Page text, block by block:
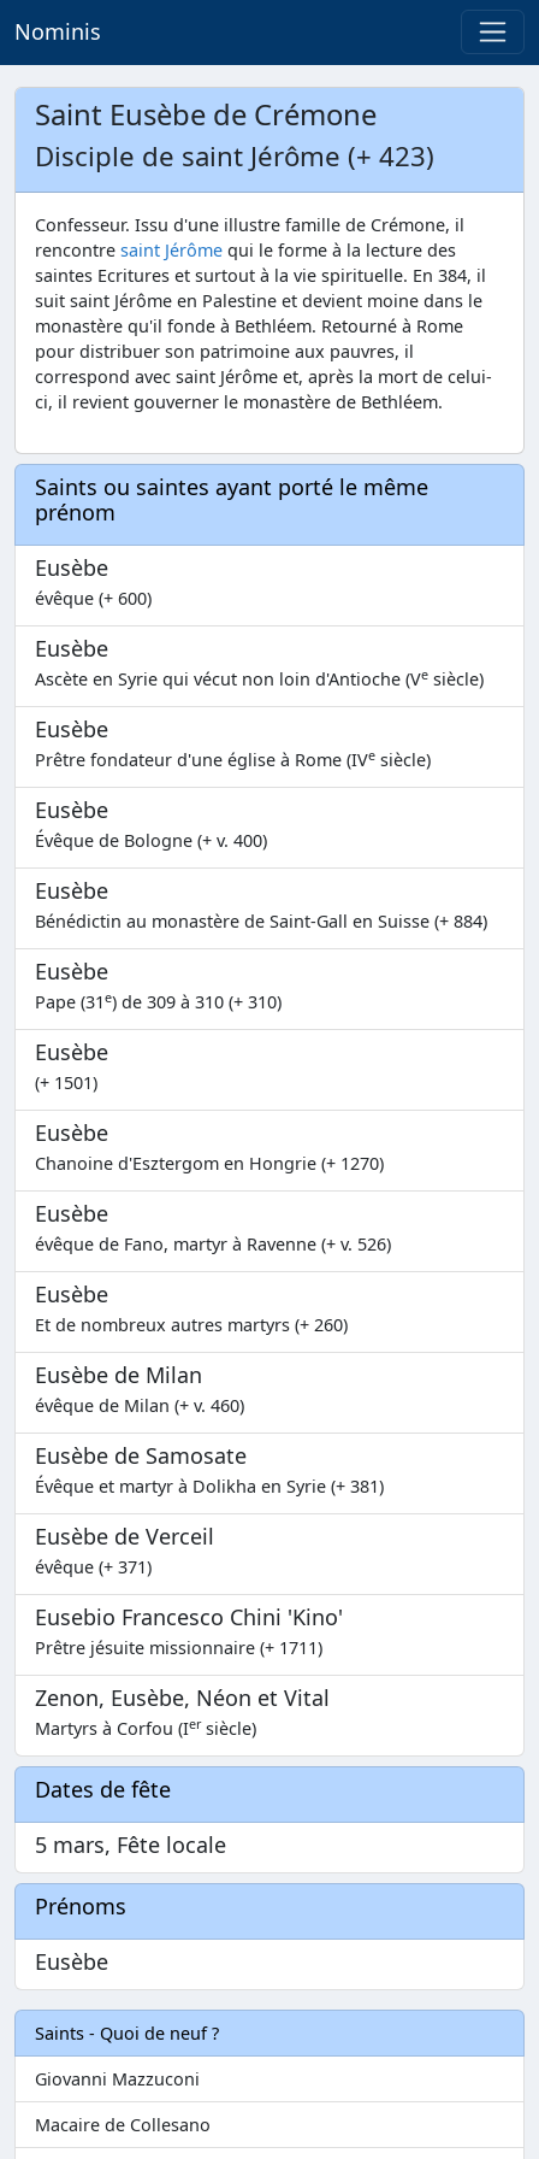
Nominis
Saint Eusèbe de Crémone
Disciple de saint Jérôme (+ 423)
Confesseur. Issu d'une illustre famille de Crémone, il
rencontre saint Jérôme qui le forme à la lecture des
saintes Ecritures et surtout à la vie spirituelle. En 384, il
suit saint Jérôme en Palestine et devient moine dans le
monastère qu'il fonde à Bethléem. Retourné à Rome
pour distribuer son patrimoine aux pauvres, il
correspond avec saint Jérôme et, après la mort de celui-
ci, il revient gouverner le monastère de Bethléem.
Saints ou saintes ayant porté le même
prénom
Eusèbe
évêque (+ 600)
Eusèbe
Ascète en Syrie qui vécut non loin d'Antioche (Ve siècle)
Eusèbe
Prêtre fondateur d'une église à Rome (IVe siècle)
Eusèbe
Évêque de Bologne (+ v. 400)
Eusèbe
Bénédictin au monastère de Saint-Gall en Suisse (+ 884)
Eusèbe
Pape (31e) de 309 à 310 (+ 310)
Eusèbe
(+ 1501)
Eusèbe
Chanoine d'Esztergom en Hongrie (+ 1270)
Eusèbe
évêque de Fano, martyr à Ravenne (+ v. 526)
Eusèbe
Et de nombreux autres martyrs (+ 260)
Eusèbe de Milan
évêque de Milan (+ v. 460)
Eusèbe de Samosate
Évêque et martyr à Dolikha en Syrie (+ 381)
Eusèbe de Verceil
évêque (+ 371)
Eusebio Francesco Chini 'Kino'
Prêtre jésuite missionnaire (+ 1711)
Zenon, Eusèbe, Néon et Vital
Martyrs à Corfou (Iersiècle)
Dates de fête
5 mars, Fête locale
Prénoms
Eusèbe
Saints - Quoi de neuf ?
Giovanni Mazzuconi
Macaire de Collesano